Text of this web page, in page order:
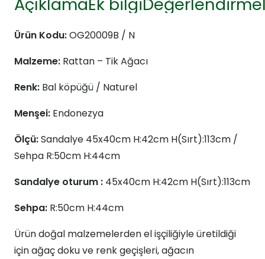
Ürün Kodu:OG20009B / N
Malzeme: Rattan – Tik Ağacı
Renk: Bal köpüğü / Naturel
Menşei: Endonezya
Ölçü:Sandalye 45x40cm H:42cm H(Sırt):113cm /
Sehpa R:50cm H:44cm
Sandalye oturum : 45x40cm H:42cm H(Sırt):113cm
Sehpa: R:50cm H:44cm
Ürün doğal malzemelerden el işçiliğiyle üretildiği
için ağaç doku ve renk geçişleri, ağacın